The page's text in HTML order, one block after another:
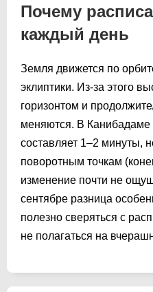
Почему
каждый день
Земля движется по
эклиптики. Из-за этого
горизонтом и
меняются. В Канибадаме
составляет 1–2 минуты,
поворотным точкам
изменение почти не
сентябре разница
полезно сверяться с
не полагаться на